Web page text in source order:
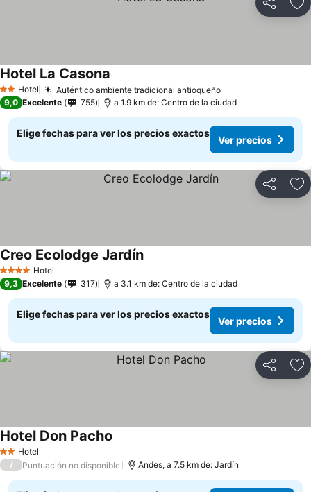
Compartir
2 Estrellas
Hotel Auténtico ambiente tradicional antioqueño
Hotel La Casona
9,0 Excelente 755 a 1.9 km de: Centro de la ciudad
Elige fechas para ver los precios exactos
Ver precios
Compartir
4 EstrellasHotel
Creo Ecolodge Jardín
9,3 Excelente 317 a 3.1 km de: Centro de la ciudad
Elige fechas para ver los precios exactos
Ver precios
Compartir
2 Estrellas
Hotel
Hotel Don Pacho
/ Puntuación no disponible Andes, a 7.5 km de: Jardín